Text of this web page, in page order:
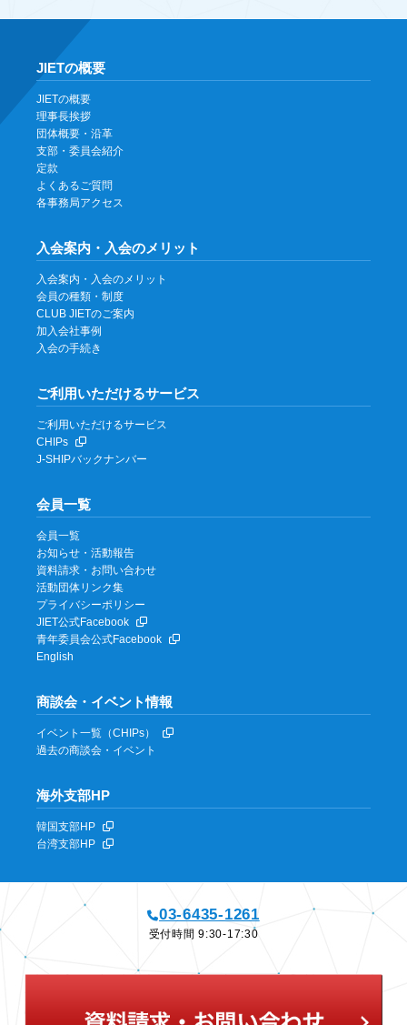
JIETの概要
JIETの概要
理事長挨拶
団体概要・沿革
支部・委員会紹介
定款
よくあるご質問
各事務局アクセス
入会案内・入会のメリット
入会案内・入会のメリット
会員の種類・制度
CLUB JIETのご案内
加入会社事例
入会の手続き
ご利用いただけるサービス
ご利用いただけるサービス
CHIPs
J-SHIPバックナンバー
会員一覧
会員一覧
お知らせ・活動報告
資料請求・お問い合わせ
活動団体リンク集
プライバシーポリシー
JIET公式Facebook
青年委員会公式Facebook
English
商談会・イベント情報
イベント一覧（CHIPs）
過去の商談会・イベント
海外支部HP
韓国支部HP
台湾支部HP
03-6435-1261
受付時間 9:30-17:30